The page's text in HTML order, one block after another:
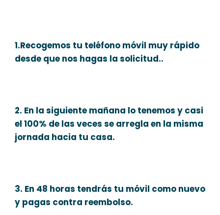
1.Recogemos tu teléfono móvil muy rápido
desde que nos hagas la solicitud..
2. En la siguiente mañana lo tenemos y casi
el 100% de las veces se arregla en la misma
jornada hacia tu casa.
3. En 48 horas tendrás tu móvil como nuevo
y pagas contra reembolso.